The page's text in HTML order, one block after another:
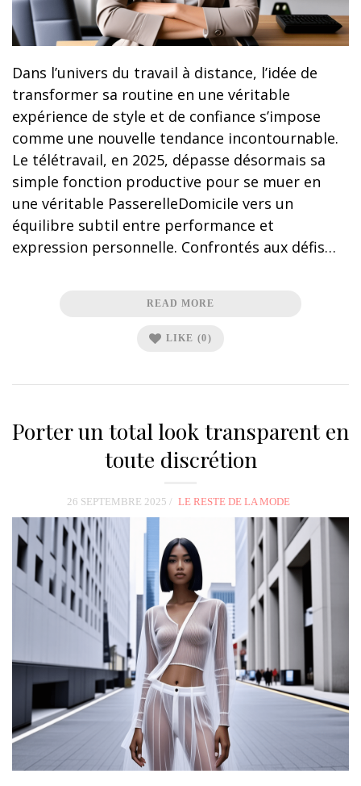
Dans l’univers du travail à distance, l’idée de
transformer sa routine en une véritable
expérience de style et de confiance s’impose
comme une nouvelle tendance incontournable.
Le télétravail, en 2025, dépasse désormais sa
simple fonction productive pour se muer en
une véritable PasserelleDomicile vers un
équilibre subtil entre performance et
expression personnelle. Confrontés aux défis…
READ MORE
LIKE (0)
Porter un total look transparent en
toute discrétion
26 SEPTEMBRE 2025 LE RESTE DE LA MODE